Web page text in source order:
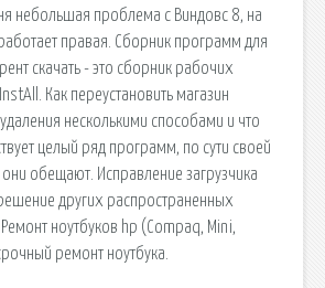
небольшая проблема с Виндовс 8, на
правая. Сборник программ для
скачать - это сборник рабочих
Как переустановить магазин
несколькими способами и что
целый ряд программ, по сути своей
обещают. Исправление загрузчика
других распространенных
ноутбуков hp (Compaq, Mini,
ремонт ноутбука.